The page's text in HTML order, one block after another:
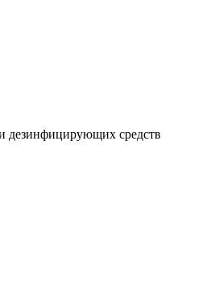
дезинфицирующих средств